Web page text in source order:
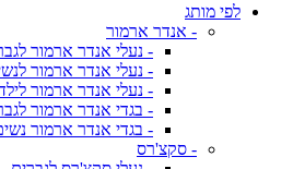
לפי מותג
- אנדר ארמור
- נעלי אנדר ארמור
- נעלי אנדר ארמור
- נעלי אנדר ארמור
- בגדי אנדר ארמור
- בגדי אנדר ארמור
- סקצ'רס